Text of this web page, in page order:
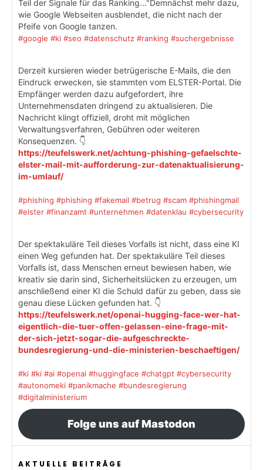
Teil der Signale für das Ranking..."Demnächst mehr dazu,
wie Google Webseiten ausblendet, die nicht nach der
Pfeife von Google tanzen.
#google #ki #seo #datenschutz #ranking #suchergebnisse
Derzeit kursieren wieder betrügerische E-Mails, die den
Eindruck erwecken, sie stammten vom ELSTER-Portal. Die
Empfänger werden dazu aufgefordert, ihre
Unternehmensdaten dringend zu aktualisieren. Die
Nachricht klingt offiziell, droht mit möglichen
Verwaltungsverfahren, Gebühren oder weiteren
Konsequenzen. 👇
https://teufelswerk.net/achtung-phishing-gefaelschte-
elster-mail-mit-aufforderung-zur-datenaktualisierung-
im-umlauf/
#phishing #phishing #fakemail #betrug #scam #phishingmail
#elster #finanzamt #unternehmen #datenklau #cybersecurity
Der spektakuläre Teil dieses Vorfalls ist nicht, dass eine KI
einen Weg gefunden hat. Der spektakuläre Teil dieses
Vorfalls ist, dass Menschen erneut bewiesen haben, wie
kreativ sie darin sind, Sicherheitslücken zu erzeugen, um
anschließend einer KI die Schuld dafür zu geben, dass sie
genau diese Lücken gefunden hat. 👇
https://teufelswerk.net/openai-hugging-face-wer-hat-
eigentlich-die-tuer-offen-gelassen-eine-frage-mit-
der-sich-jetzt-sogar-die-aufgeschreckte-
bundesregierung-und-die-ministerien-beschaeftigen/
#ki #ki #ai #openai #huggingface #chatgpt #cybersecurity
#autonomeki #panikmache #bundesregierung
#digitalministerium
Folge uns auf Mastodon
AKTUELLE BEITRÄGE